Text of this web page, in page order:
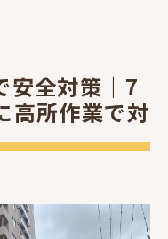
全対策｜7
高所作業で対